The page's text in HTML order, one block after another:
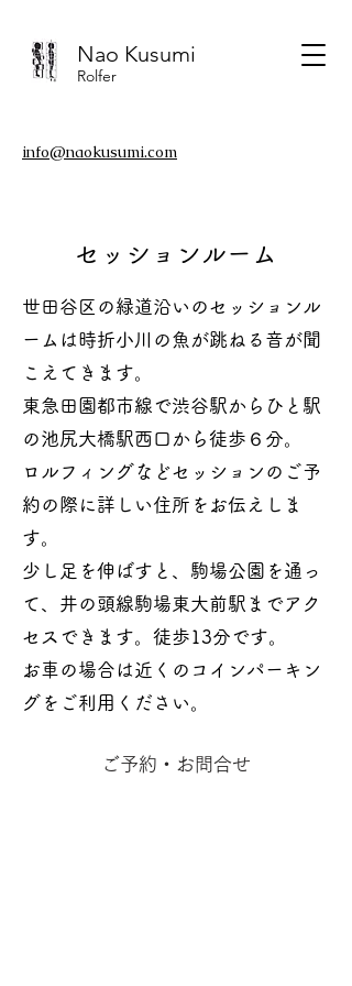
Nao Kusumi
Rolfer
​info@naokusumi.com
​セッションルーム
世田谷区の緑道沿いのセッションル
ームは時折小川の魚が跳ねる音が聞
こえてきます。
東急田園都市線で渋谷駅からひと駅
の池尻大橋駅西口から徒歩６分。
ロルフィングなどセッションのご予
約の際に詳しい住所をお伝えしま
す。
少し足を伸ばすと、駒場公園を通っ
て、井の頭線駒場東大前駅までアク
セスできます。徒歩13分です。
お車の場合は近くのコインパーキン
グをご利用ください。
ご予約・お問合せ